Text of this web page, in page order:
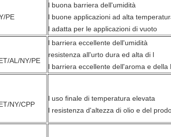
PE
l buona barriera dell'umidità
l buone applicazioni ad alta
l adatta per le applicazioni di vuoto
AL/NY/PE
l barriera eccellente dell'umidità
resistenza all'urto dura ed alta di l
l barriera eccellente dell'aroma e della
NY/CPP
l uso finale di temperatura elevata
l resistenza d'altezza di olio e del